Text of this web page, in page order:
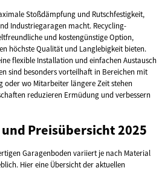
Stoßdämpfung und Rutschfestigkeit,
Industriegaragen macht. Recycling-
und kostengünstige Option,
höchste Qualität und Langlebigkeit bieten.
flexible Installation und einfachen Austausch
sind besonders vorteilhaft in Bereichen mit
oder wo Mitarbeiter längere Zeit stehen
reduzieren Ermüdung und verbessern
Preisübersicht 2025
Garagenboden variiert je nach Material
Hier eine Übersicht der aktuellen